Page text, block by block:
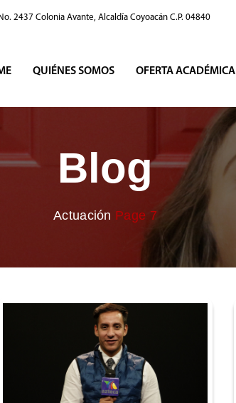
2437 Colonia Avante, Alcaldía Coyoacán C.P. 04840
QUIÉNES SOMOS OFERTA ACADÉMICA
Blog
Actuación Page 7